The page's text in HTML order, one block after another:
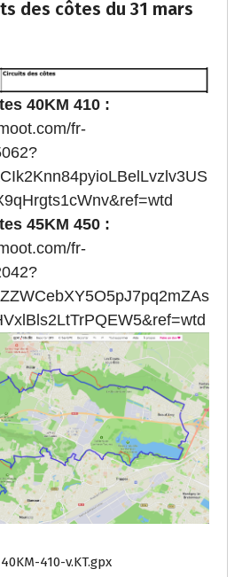
des côtes du 31 mars
40KM 410 :
fr-
45KM 450 :
fr-
410-v.KT.gpx